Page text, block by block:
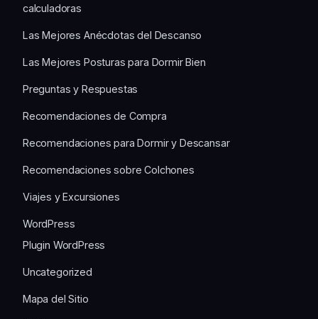
calculadoras
Las Mejores Anécdotas del Descanso
Las Mejores Posturas para Dormir Bien
Preguntas y Respuestas
Recomendaciones de Compra
Recomendaciones para Dormir y Descansar
Recomendaciones sobre Colchones
Viajes y Excursiones
WordPress
Plugin WordPress
Uncategorized
Mapa del Sitio